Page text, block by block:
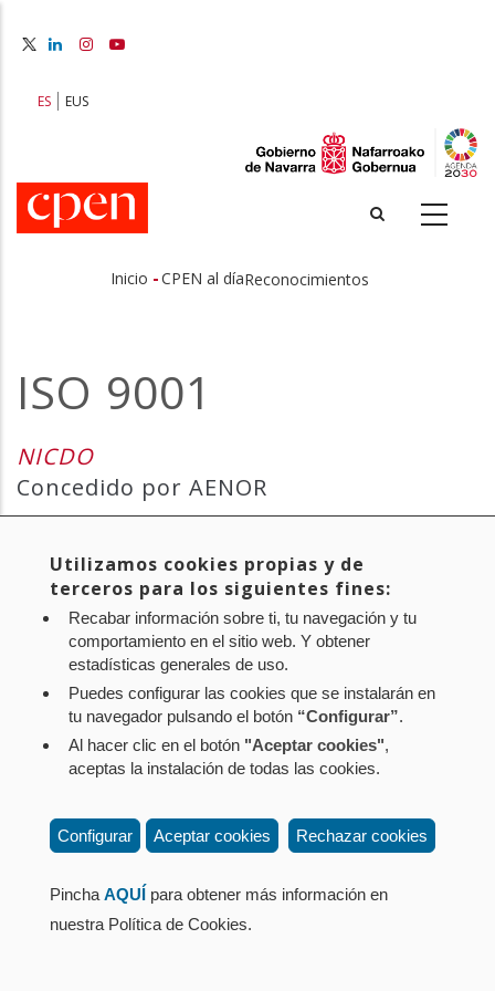
principal
ES EUS
de
a
la
navegación
Inicio -CPEN al díaReconocimientos
ISO 9001
NICDO
Concedido por AENOR
Palacio de Congresos y Auditorio de Navarra, Baluarte
(NICDO).
Política de privacidad
Política de cookies
Contacto: Paseo de Sarasate nº 38, 2º Dcha - 31001
Pamplona (Navarra) Tel.: 848 42 08 72
corporacion@cpen.es
Utilizamos cookies propias y de
terceros para los siguientes fines:
Recabar información sobre ti, tu navegación y tu
comportamiento en el sitio web. Y obtener
estadísticas generales de uso.
Puedes configurar las cookies que se instalarán en
tu navegador pulsando el botón “Configurar”.
Al hacer clic en el botón "Aceptar cookies",
aceptas la instalación de todas las cookies.
Configurar Aceptar cookies Rechazar cookies
Pincha AQUÍ para obtener más información en
nuestra Política de Cookies.